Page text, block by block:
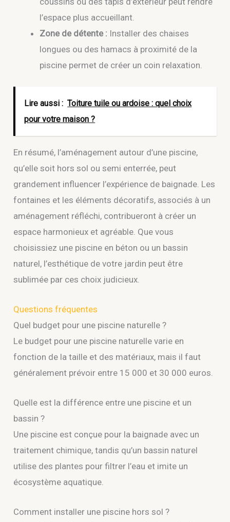
l’espace plus accueillant.
Zone de détente : Installer des chaises
longues ou des hamacs à proximité de la
piscine permet de créer un coin relaxation.
Lire aussi : Toiture tuile ou ardoise : quel choix
pour votre maison ?
En résumé, l’aménagement autour d’une piscine,
qu’elle soit hors sol ou semi enterrée, peut
grandement influencer l’expérience de baignade. Les
fontaines et les éléments décoratifs, associés à un
aménagement réfléchi, contribueront à créer un
espace harmonieux et agréable. Que vous
choisissiez une piscine en béton ou un bassin
naturel, l’esthétique de votre jardin peut être
sublimée par ces choix judicieux.
Questions fréquentes
Quel budget pour une piscine naturelle ?
Le budget pour une piscine naturelle varie en
fonction de la taille et des matériaux, mais il faut
généralement prévoir entre 15 000 et 30 000 euros.
Quelle est la différence entre une piscine et un
bassin ?
Une piscine est conçue pour la baignade avec un
traitement chimique, tandis qu’un bassin naturel
utilise des plantes pour filtrer l’eau et imite un
écosystème aquatique.
Comment installer une piscine hors sol ?